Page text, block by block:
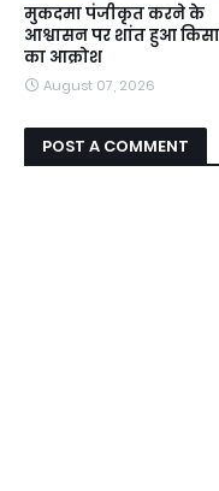
मुकदमा पंजीकृत करने के
आश्वासन पर शांत हुआ
का आक्रोश
August 07, 2026
POST A COMMENT